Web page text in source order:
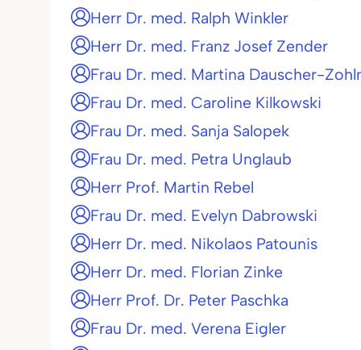
Herr Dr. med. Ralph Winkler
Herr Dr. med. Franz Josef Zender
Frau Dr. med. Martina Dauscher-
Frau Dr. med. Caroline Kilkowski
Frau Dr. med. Sanja Salopek
Frau Dr. med. Petra Unglaub
Herr Prof. Martin Rebel
Frau Dr. med. Evelyn Dabrowski
Herr Dr. med. Nikolaos Patounis
Herr Dr. med. Florian Zinke
Herr Prof. Dr. Peter Paschka
Frau Dr. med. Verena Eigler